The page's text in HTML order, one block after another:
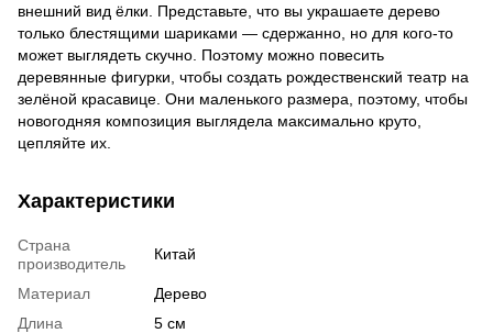
внешний вид ёлки. Представьте, что вы украшаете дерево
только блестящими шариками — сдержанно, но для кого-то
может выглядеть скучно. Поэтому можно повесить
деревянные фигурки, чтобы создать рождественский театр на
зелёной красавице. Они маленького размера, поэтому, чтобы
новогодняя композиция выглядела максимально круто,
цепляйте их.
Характеристики
Страна
производитель
Китай
Материал
Дерево
Длина
5 см